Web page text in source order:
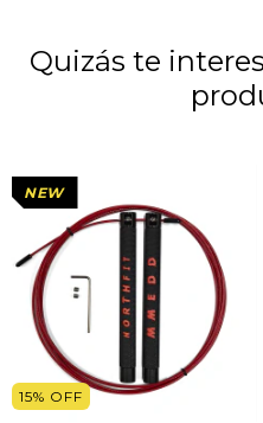
Quizás te
15% OFF
NEW